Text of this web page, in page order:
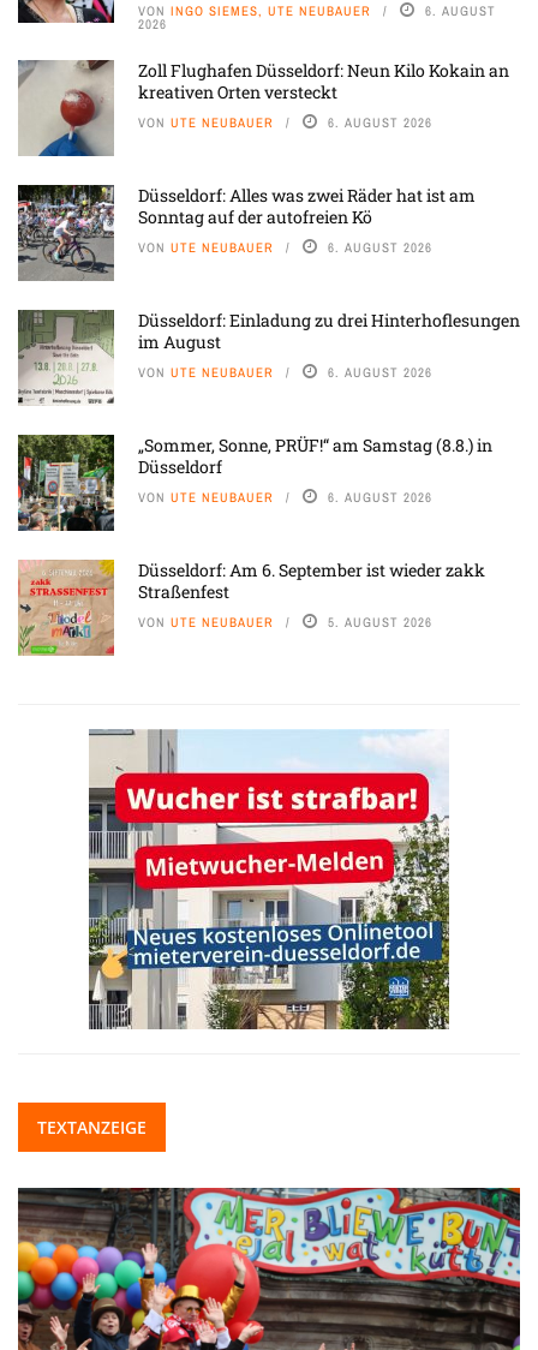
VON INGO SIEMES, UTE NEUBAUER 6. AUGUST
2026
Zoll Flughafen Düsseldorf: Neun Kilo Kokain an
kreativen Orten versteckt
VON UTE NEUBAUER 6. AUGUST 2026
Düsseldorf: Alles was zwei Räder hat ist am
Sonntag auf der autofreien Kö
VON UTE NEUBAUER 6. AUGUST 2026
Düsseldorf: Einladung zu drei Hinterhoflesungen
im August
VON UTE NEUBAUER 6. AUGUST 2026
„Sommer, Sonne, PRÜF!“ am Samstag (8.8.) in
Düsseldorf
VON UTE NEUBAUER 6. AUGUST 2026
Düsseldorf: Am 6. September ist wieder zakk
Straßenfest
VON UTE NEUBAUER 5. AUGUST 2026
TEXTANZEIGE